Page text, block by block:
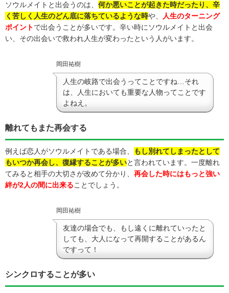
ソウルメイトと出会うのは、 何か悪いことが起きた時だったり、辛
く苦しく人生のどん底に落ちているような時や、
人生のターニング
ポイントで出会うことが多いです。辛い時にソウルメイトと出会
い、その出会いで救われ人生が変わったという人がいます。
岡田祐樹
人生の岐路で出会うってことですね…それ
は、人生においても重要な人物ってことです
よねえ。
離れてもまた再会する
例えば恋人がソウルメイトである場合、
もし別れてしまったとして
もいつか再会し、復縁することが多いと言われています。一度離れ
てみると相手の大切さが改めて分かり、 再会した時にはもっと強い
絆が2人の間に出来ることでしょう。
岡田祐樹
友達の場合でも、もし遠くに離れていったと
しても、大人になって再開することがあるん
ですって！
シンクロすることが多い